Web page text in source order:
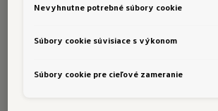
partnera Volkswagen.
Informujte sa teraz
Nevyhnutne potrebné súbory cookie
Súbory cookie súvisiace s výkonom
Súbory cookie pre cieľové zameranie